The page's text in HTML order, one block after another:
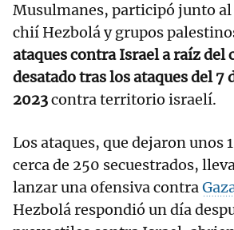
Musulmanes, participó junto
chií Hezbolá y grupos
ataques contra Israel a raíz del
desatado tras los ataques del 7
2023contra territorio israelí.
Los ataques, que dejaron unos
cerca de 250 secuestrados,
lanzar una ofensiva contra
Hezbolá respondió un día